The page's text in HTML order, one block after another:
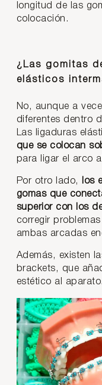
longitud de las
colocación.
¿Las gomitas
elásticos
No, aunque a
diferentes dentro
Las ligaduras
que se colocan
para ligar el arco
Por otro lado,
los
gomas que
superior con los
corregir
ambas arcadas
Además, existen
brackets, que
estético al aparato.